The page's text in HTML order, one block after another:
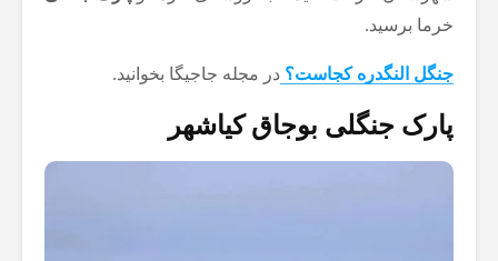
خرما برسید.
جنگل النگدره کجاست؟ در مجله جاجیگا بخوانید.
پارک جنگلی بوجاق کیاشهر